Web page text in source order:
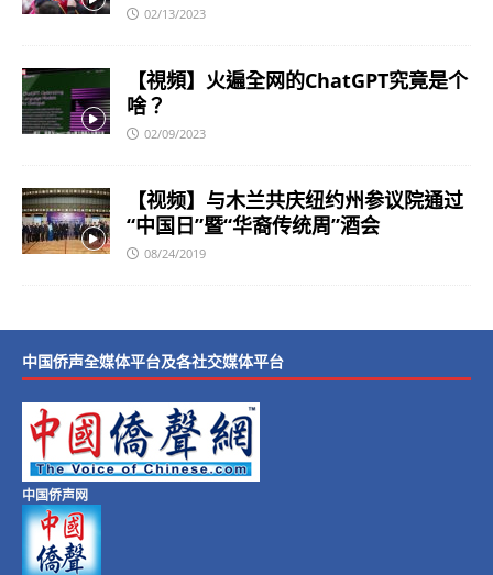
02/13/2023
【視頻】火遍全网的ChatGPT究竟是个
啥？
02/09/2023
【视频】与木兰共庆纽约州参议院通过
“中国日”暨“华裔传统周”酒会
08/24/2019
中国侨声全媒体平台及各社交媒体平台
中国侨声网